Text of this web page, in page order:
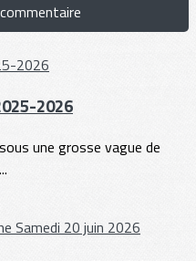
2026
une grosse vague de